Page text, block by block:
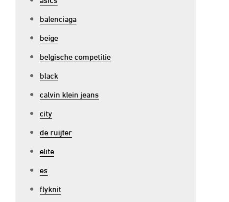
balenciaga
beige
belgische competitie
black
calvin klein jeans
city
de ruijter
elite
es
flyknit